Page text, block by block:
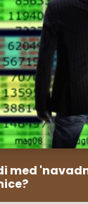
med